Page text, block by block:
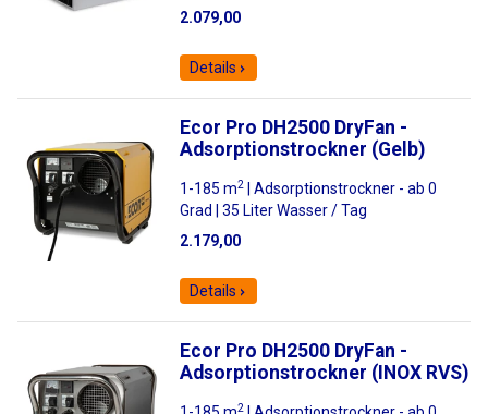
2.079,00
Details
Ecor Pro DH2500 DryFan -
Adsorptionstrockner (Gelb)
1-185 m2
| Adsorptionstrockner - ab 0
Grad | 35 Liter Wasser / Tag
2.179,00
Details
Ecor Pro DH2500 DryFan -
Adsorptionstrockner (INOX RVS)
2